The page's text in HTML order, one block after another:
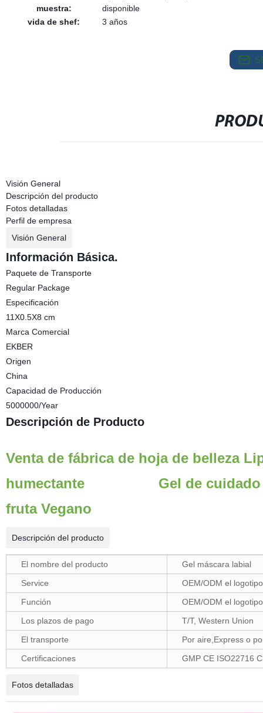
muestra:
disponible
vida de shef:
3 años
Visión General
Descripción del producto
Fotos detalladas
Perfil de empresa
Visión General
Información Básica.
Paquete de Transporte
Regular Package
Especificación
11X0.5X8 cm
Marca Comercial
EKBER
Origen
China
Capacidad de Producción
5000000/Year
Descripción de Producto
Venta de fábrica de hoja de belleza
humectante Gel de cuidado de
fruta Vegano
Descripción del producto
El nombre del producto
Gel máscara labial
Service
OEM/ODM el
Función
OEM/ODM el
Los plazos de pago
T/T, Western Union
El transporte
Por aire,Express o
Certificaciones
GMP CE ISO22716
Fotos detalladas